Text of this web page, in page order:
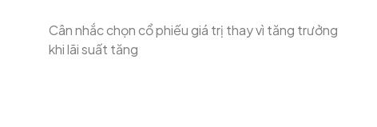
Cân nhắc chọn cổ phiếu giá trị thay vì tăng trưởng
khi lãi suất tăng